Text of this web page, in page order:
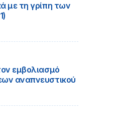
με τη γρίπη των
εμβολιασμό
αναπνευστικού